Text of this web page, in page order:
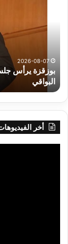
لدراسة
الري
بولاية
البواقي
2026-08-07
بوزقزة يرأس
البواقي
أخر